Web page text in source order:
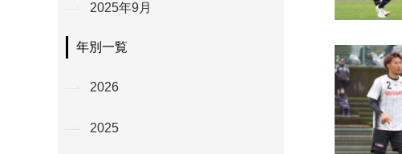
2025年9月
年別一覧
2026
2025